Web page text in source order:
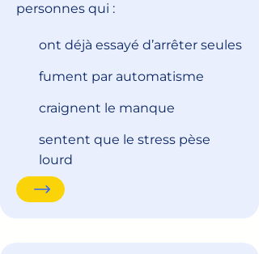
personnes qui :
ont déjà essayé d’arrêter seules
fument par automatisme
craignent le manque
sentent que le stress pèse
lourd